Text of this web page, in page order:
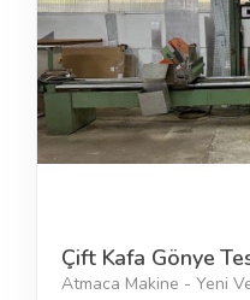
Çift Kafa Gönye
Atmaca Makine - Yeni